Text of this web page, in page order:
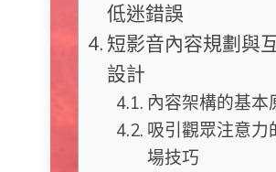
低迷錯誤
短影音內容規劃與
設計
內容架構的基本
吸引觀眾注意力
場技巧